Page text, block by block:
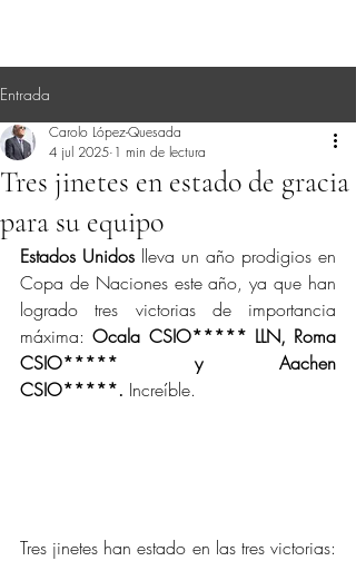
Entrada
Tres jinetes en estado de gracia
para su equipo
Carolo López-Quesada
4 jul 2025 1 min de lectura
Estados Unidos lleva un año prodigios en
Copa de Naciones este año, ya que han
logrado tres victorias de importancia
máxima: Ocala CSIO***** LLN, Roma
CSIO***** y Aachen
CSIO*****. Increíble.